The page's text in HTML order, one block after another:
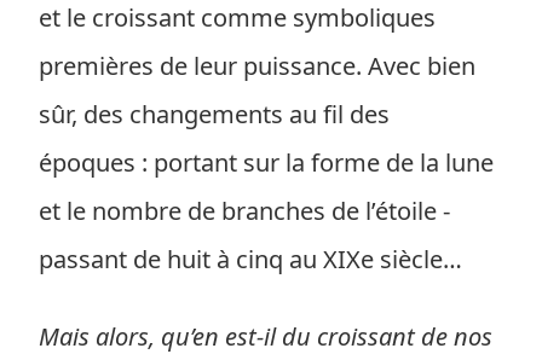
et le croissant comme symboliques
premières de leur puissance. Avec bien
sûr, des changements au fil des
époques : portant sur la forme de la lune
et le nombre de branches de l’étoile -
passant de huit à cinq au XIXe siècle…
Mais alors, qu’en est-il du croissant de nos